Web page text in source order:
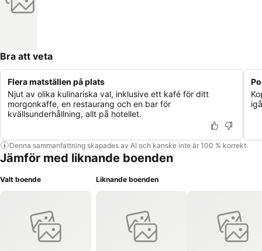
Bra att veta
Flera matställen på plats
Njut av olika kulinariska val, inklusive ett kafé för ditt
morgonkaffe, en restaurang och en bar för
kvällsunderhållning, allt på hotellet.
Denna sammanfattning skapades av AI och kanske inte är 100 % korrekt.
Jämför med liknande boenden
Valt boende Liknande boenden